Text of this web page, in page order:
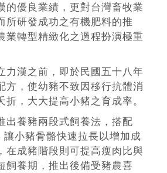
的優良業績，更對台灣畜牧業
所研發成功之有機肥料的推
業轉型精緻化之過程扮演極重
力漢之前，即於民國五十八年
方，使幼豬不致因移行抗體消
折，大大提高小豬之育成率。
出養豬兩段式飼養法，搭配
小豬骨骼快速拉長以增加成
在成豬階段則可提高瘦肉比與
飼養期，推出後備受豬農喜